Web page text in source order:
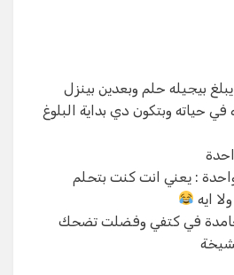
بيجيله حلم وبعدين بينزل
حياته وبتكون دي بداية البلوغ
: يعني انت كنت بتحلم
ايه
في كتفي وفضلت تضحك